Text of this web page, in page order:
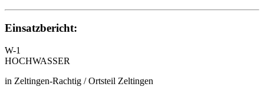
Einsatzbericht:
W-1
HOCHWASSER
in Zeltingen-Rachtig / Ortsteil Zeltingen